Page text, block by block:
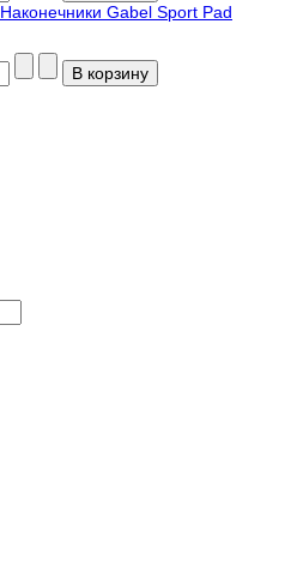
Наконечники Gabel Sport Pad